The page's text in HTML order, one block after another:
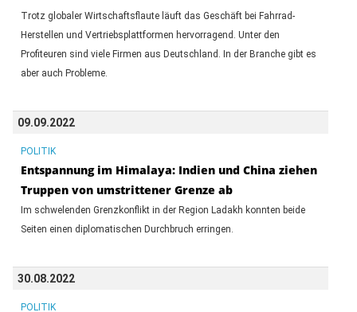
Trotz globaler Wirtschaftsflaute läuft das Geschäft bei Fahrrad-
Herstellen und Vertriebsplattformen hervorragend. Unter den
Profiteuren sind viele Firmen aus Deutschland. In der Branche gibt es
aber auch Probleme.
09.09.2022
POLITIK
Entspannung im Himalaya: Indien und China ziehen
Truppen von umstrittener Grenze ab
Im schwelenden Grenzkonflikt in der Region Ladakh konnten beide
Seiten einen diplomatischen Durchbruch erringen.
30.08.2022
POLITIK